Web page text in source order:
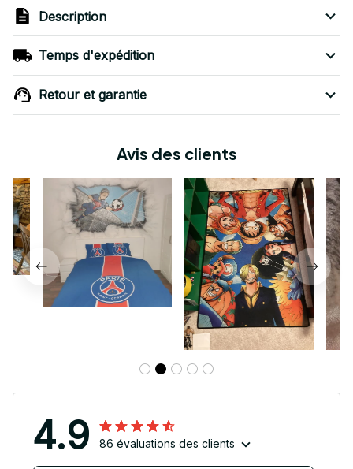
Description
Temps d'expédition
Retour et garantie
Avis des clients
4.9 86 évaluations des clients